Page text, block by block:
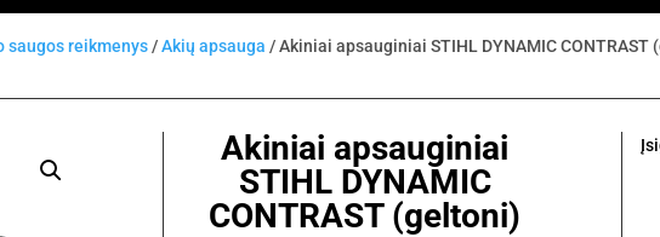
saugos reikmenys /Akių apsauga / Akiniai apsauginiai STIHL DYNAMIC CONTRAST
Akiniai apsauginiai
STIHL DYNAMIC
CONTRAST (geltoni)